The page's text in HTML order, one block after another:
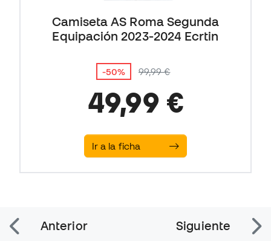
Camiseta AS Roma Segunda
Equipación 2023-2024 Ecrtin
-50% 99,99 €
49,99 €
Ir a la ficha
Anterior Siguiente